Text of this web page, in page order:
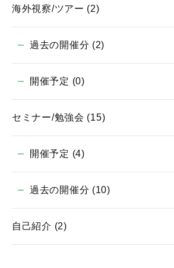
海外視察/ツアー (2)
過去の開催分 (2)
開催予定 (0)
セミナー/勉強会 (15)
開催予定 (4)
過去の開催分 (10)
自己紹介 (2)